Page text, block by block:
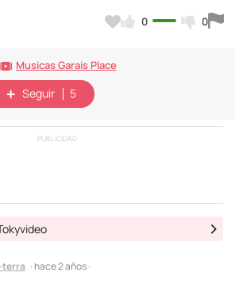
0 0
Musicas Garais Place
Seguir 5
PUBLICIDAD
terra · hace 2 años ·